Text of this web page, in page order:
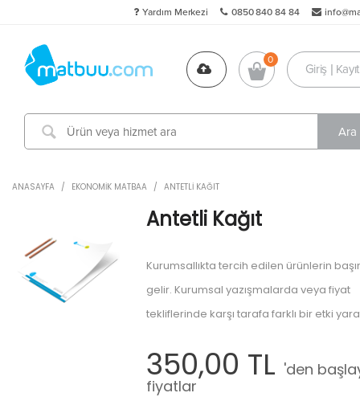
0850 840 84 84
Yardım Merkezi
Giriş | Kayıt
ANASAYFA / EKONOMIK MATBAA / ANTETLI KAĞIT
Antetli Kağıt
Kurumsallıkta tercih edilen ürünlerin
gelir. Kurumsal yazışmalarda veya fiyat
tekliflerinde karşı tarafa farklı bir etki
350,00 TL 'den
fiyatlar